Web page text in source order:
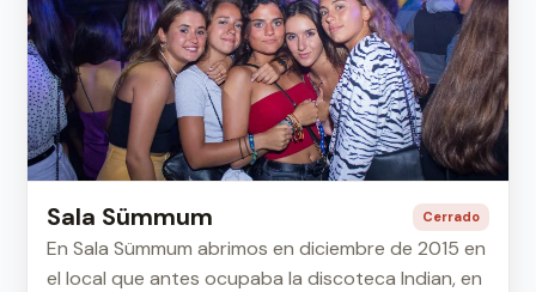
Sala Sümmum Cerrado
En Sala Sümmum abrimos en diciembre de 2015 en
el local que antes ocupaba la discoteca Indian, en